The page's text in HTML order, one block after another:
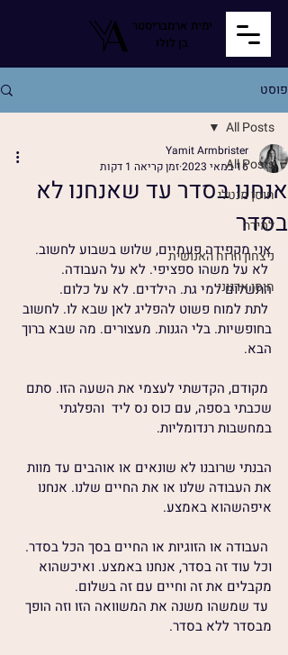
ימית ארמבריסטר
בן לולו
פוסט
All Posts
חוסן מנטלי
למידה
ניצחון הרוח האנושית
חוסן ארגוני
All Posts
אנחנו בסדר עד שאנחנו לא
בסדר
Yamit Armbrister
16 במאי 2023
זמן קריאה 1 דקות
אני מקפידה פעמיים, שלוש בשבוע לחשוב.
לא על משהו ספציפי. לא על העבודה.
התשלום למי גת. הילדים. לא על כלום.
לתת למוח פשוט להפליג לאן שבא לו. לחשוב
בחופשיות. בלי הגנות. מעצורים. מה שבא ברוך
הבא.
מקודם, הקדשתי לעצמי את השעה הזו. סתם
שכבתי בספה, עם כוס נס ליד  והפלגתי
במחשבות רנדומליות.
הבנתי שרובנו לא שונאים או אוהבים עד מוות
את העבודה שלנו או את החיים שלנו. אנחנו
איפהשהוא באמצע.
העבודה או הזוגיות או החיים בסך הכל בסדר.
וכל עוד זה בסדר, אנחנו באמצע. ואיכשהוא
מקבלים את זה וחיים עם זה בשלום.
עד שמשהו משנה את המשוואה הזו וזה הופך
מבסדר ללא בסדר.